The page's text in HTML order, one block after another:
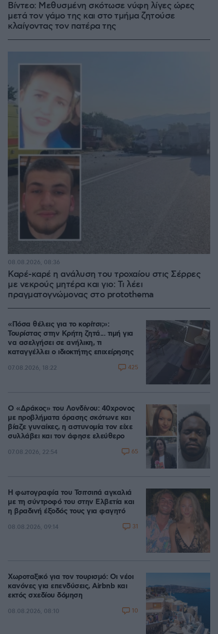
Βίντεο: Μεθυσμένη σκότωσε νύφη λίγες ώρες
μετά τον γάμο της και στο τμήμα ζητούσε
κλαίγοντας τον πατέρα της
Καρέ-καρέ η ανάλυση του τροχαίου στις Σέρρες
με νεκρούς μητέρα και γιο: Τι λέει
πραγματογνώμονας στο protothema
08.08.2026, 08:36
«Πόσα θέλεις για το κορίτσι;»:
Τουρίστας στην Κρήτη ζητά... τιμή για
να ασελγήσει σε ανήλικη, τι
καταγγέλλει ο ιδιοκτήτης επιχείρησης
07.08.2026, 18:22 425
Ο «Δράκος» του Λονδίνου: 40χρονος
με προβλήματα όρασης σκότωνε και
βίαζε γυναίκες, η αστυνομία τον είχε
συλλάβει και τον άφησε ελεύθερο
07.08.2026, 22:54 65
Η φωτογραφία του Τσιτσιπά αγκαλιά
με τη σύντροφό του στην Ελβετία και
η βραδινή έξοδός τους για φαγητό
08.08.2026, 09:14 31
Χωροταξικό για τον τουρισμό: Οι νέοι
κανόνες για επενδύσεις, Airbnb και
εκτός σχεδίου δόμηση
08.08.2026, 08:10 10